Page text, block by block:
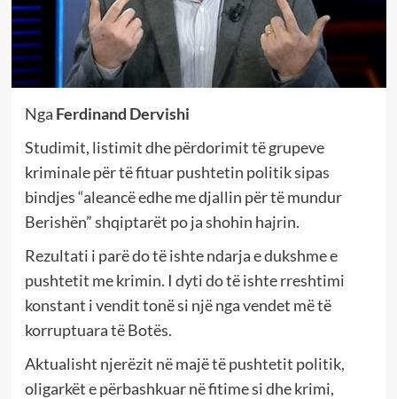
Nga Ferdinand Dervishi
Studimit, listimit dhe përdorimit të grupeve
kriminale për të fituar pushtetin politik sipas
bindjes “aleancë edhe me djallin për të mundur
Berishën” shqiptarët po ja shohin hajrin.
Rezultati i parë do të ishte ndarja e dukshme e
pushtetit me krimin. I dyti do të ishte rreshtimi
konstant i vendit tonë si një nga vendet më të
korruptuara të Botës.
Aktualisht njerëzit në majë të pushtetit politik,
oligarkët e përbashkuar në fitime si dhe krimi,